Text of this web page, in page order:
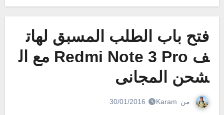
فتح باب الطلب المسبق لهات
ف Redmi Note 3 Pro مع ال
شحن المجانى
من Karam
30/01/2016